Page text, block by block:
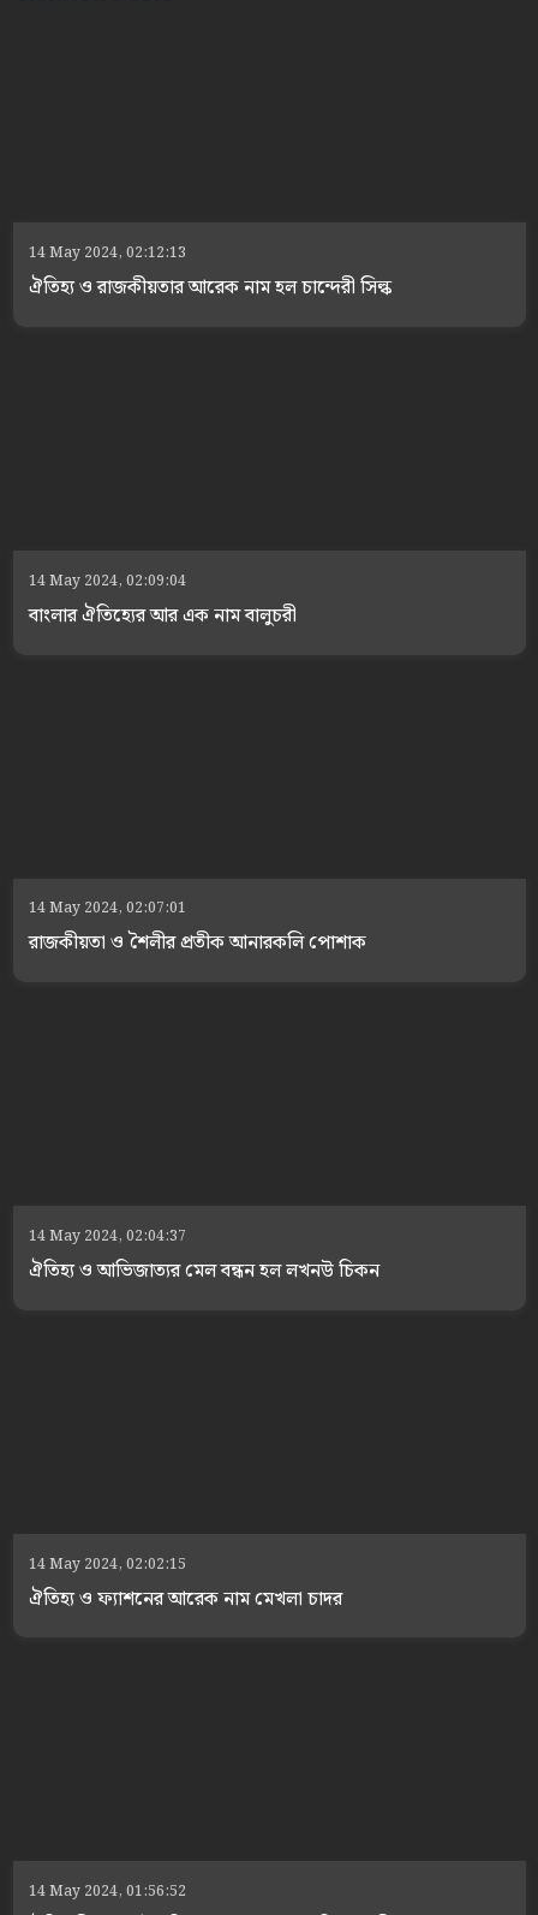
14 May 2024, 02:12:13
ঐতিহ্য ও রাজকীয়তার আরেক নাম হল চান্দেরী সিল্ক
14 May 2024, 02:09:04
বাংলার ঐতিহ্যের আর এক নাম বালুচরী
14 May 2024, 02:07:01
রাজকীয়তা ও শৈলীর প্রতীক আনারকলি পোশাক
14 May 2024, 02:04:37
ঐতিহ্য ও আভিজাত্যর মেল বন্ধন হল লখনউ চিকন
14 May 2024, 02:02:15
ঐতিহ্য ও ফ্যাশনের আরেক নাম মেখলা চাদর
14 May 2024, 01:56:52